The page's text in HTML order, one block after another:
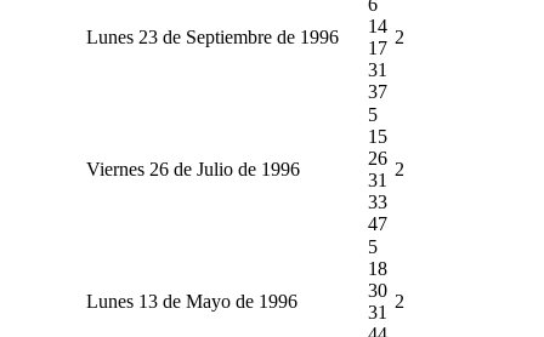
Lunes 23 de Septiembre de 1996
14
17
31
37
2
Viernes 26 de Julio de 1996
5
15
26
31
33
47
2
Lunes 13 de Mayo de 1996
5
18
30
31
2